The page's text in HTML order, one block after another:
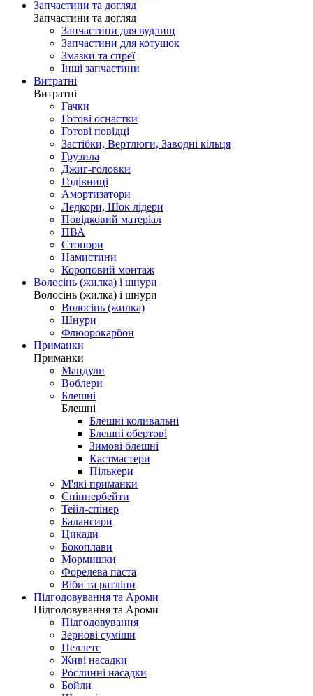
Запчастини та догляд
Запчастини та догляд
Запчастини для вудлищ
Запчастини для котушок
Змазки та спреї
Інші запчастини
Витратні
Витратні
Гачки
Готові оснастки
Готові повідці
Застібки, Вертлюги, Заводні кільця
Грузила
Джиг-головки
Годівниці
Амортизатори
Ледкори, Шок лідери
Повідковий матеріал
ПВА
Стопори
Намистини
Короповий монтаж
Волосінь (жилка) і шнури
Волосінь (жилка) і шнури
Волосінь (жилка)
Шнури
Флюорокарбон
Приманки
Приманки
Мандули
Воблери
Блешні
Блешні
Блешні коливальні
Блешні обертові
Зимові блешні
Кастмастери
Пількери
М'які приманки
Спіннербейти
Тейл-спінер
Балансири
Цикади
Бокоплави
Мормишки
Форелева паста
Віби та ратліни
Підгодовування та Ароми
Підгодовування та Ароми
Підгодовування
Зернові суміши
Пеллетс
Живі насадки
Рослинні насадки
Бойли